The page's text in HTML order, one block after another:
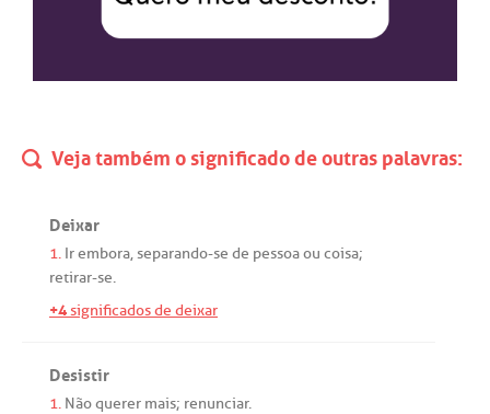
Veja também o significado de outras palavras:
Deixar
1. Irembora,separando-se de pessoaou coisa;
retirar-se.
+4significados de deixar
Desistir
1. Nãoquerer mais; renunciar.